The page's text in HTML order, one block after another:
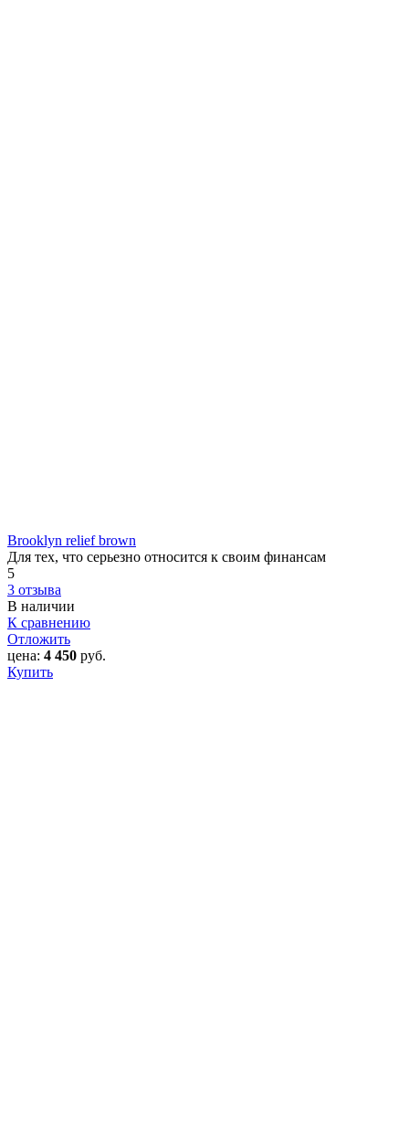
Brooklyn relief brown
Для тех, что серьезно относится к своим финансам
5
3 отзыва
В наличии
К сравнению
Отложить
цена: 4 450 руб.
Купить